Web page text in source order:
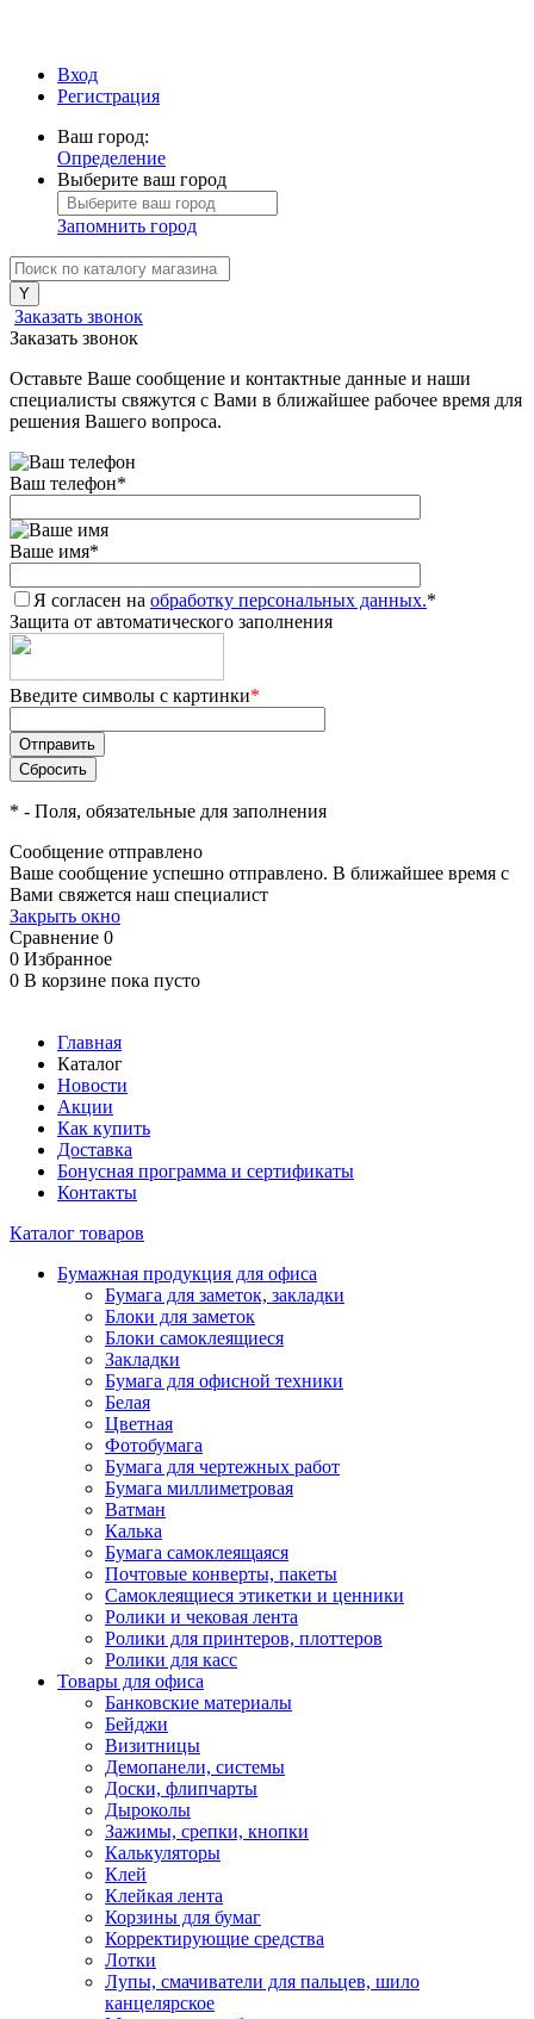
Вход
Регистрация
Ваш город:
Определение
Выберите ваш город
Запомнить город
Заказать звонок
Заказать звонок
Оставьте Ваше сообщение и контактные данные и наши
специалисты свяжутся с Вами в ближайшее рабочее время для
решения Вашего вопроса.
Ваш телефон*
Ваше имя*
Я согласен на обработку персональных данных.*
Защита от автоматического заполнения
Введите символы с картинки*
* - Поля, обязательные для заполнения
Сообщение отправлено
Ваше сообщение успешно отправлено. В ближайшее время с
Вами свяжется наш специалист
Закрыть окно
Сравнение 0
0 Избранное
0 В корзине пока пусто
Главная
Каталог
Новости
Акции
Как купить
Доставка
Бонусная программа и сертификаты
Контакты
Каталог товаров
Бумажная продукция для офиса
Бумага для заметок, закладки
Блоки для заметок
Блоки самоклеящиеся
Закладки
Бумага для офисной техники
Белая
Цветная
Фотобумага
Бумага для чертежных работ
Бумага миллиметровая
Ватман
Калька
Бумага самоклеящаяся
Почтовые конверты, пакеты
Самоклеящиеся этикетки и ценники
Ролики и чековая лента
Ролики для принтеров, плоттеров
Ролики для касс
Товары для офиса
Банковские материалы
Бейджи
Визитницы
Демопанели, системы
Доски, флипчарты
Дыроколы
Зажимы, срепки, кнопки
Калькуляторы
Клей
Клейкая лента
Корзины для бумаг
Корректирующие средства
Лотки
Лупы, смачиватели для пальцев, шило
канцелярское